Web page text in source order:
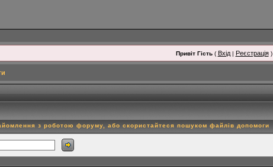
Привіт Гість( Вхід| Реєстрація)
з роботою форуму, або скористайтеся пошуком файлів допомоги